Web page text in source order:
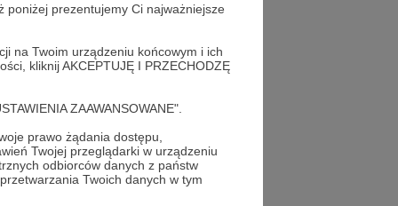
poniżej prezentujemy Ci najważniejsze
na Twoim urządzeniu końcowym i ich
kliknij AKCEPTUJĘ I PRZECHODZĘ
ZAAWANSOWANE".
prawo żądania dostępu,
Twojej przeglądarki w urządzeniu
odbiorców danych z państw
Twoich danych w tym